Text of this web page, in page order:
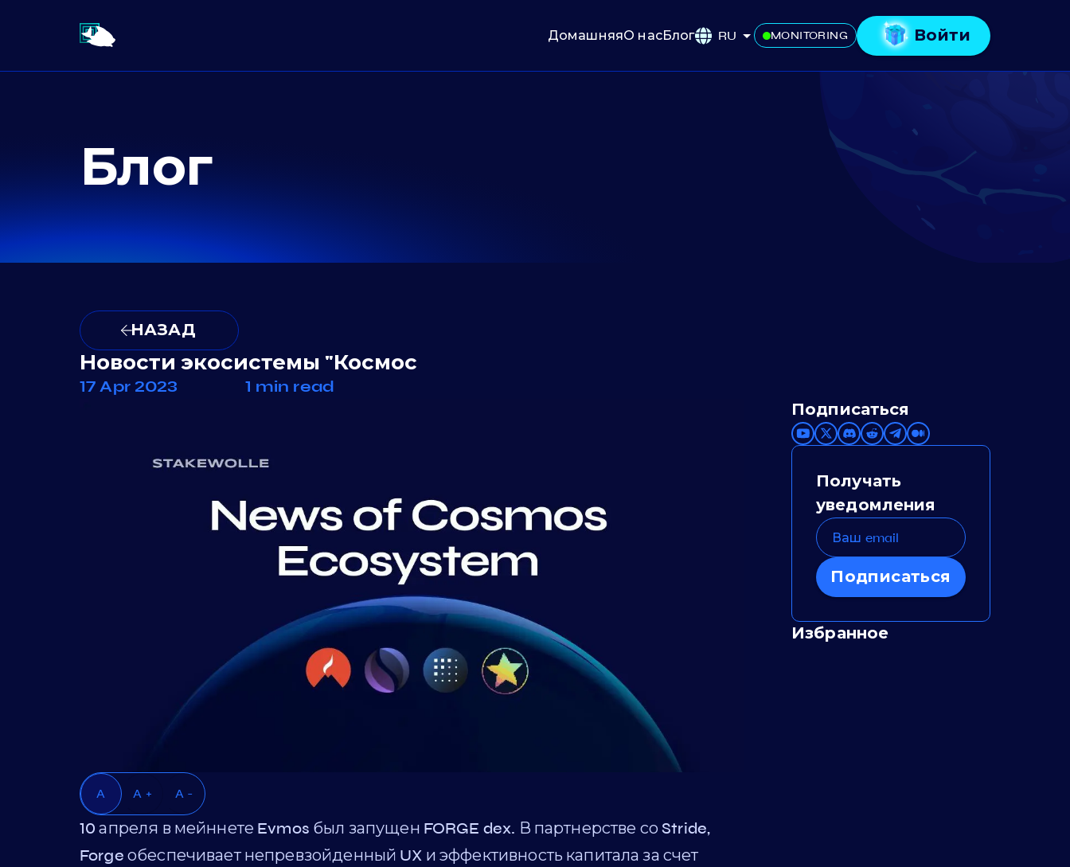
ДомашняяО насБлог RU MONITORING Войти
Блог
НАЗАД
Новости экосистемы "Космос
17 Apr 2023 1 min read
A A + A -
10 апреля в мейннете Evmos был запущен FORGE dex. В партнерстве со Stride,
Forge обеспечивает непревзойденный UX и эффективность капитала за счет
Подписаться
Получать
уведомления
Подписаться
Избранное